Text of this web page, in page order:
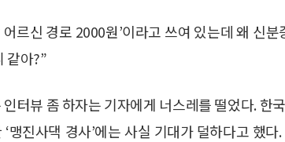
르신 경로 2000원’이라고 쓰여 있는데 왜 신
같아?”
터뷰 좀 하자는 기자에게 너스레를 떨었다. 한
진사댁 경사’에는 사실 기대가 덜하다고 했다